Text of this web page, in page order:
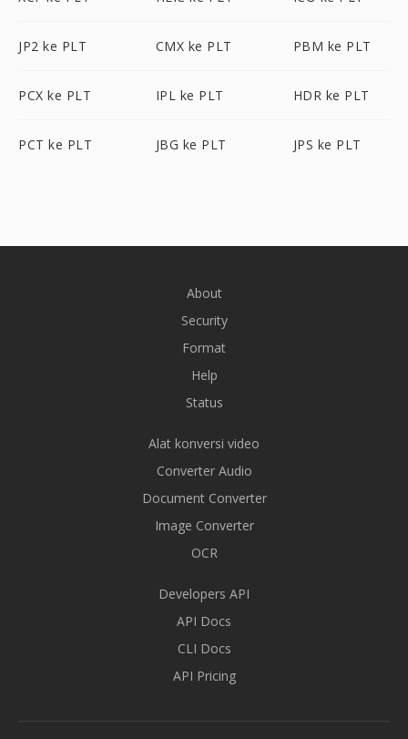
JP2 ke PLT CMX ke PLT PBM ke PLT
PCX ke PLT IPL ke PLT HDR ke PLT
PCT ke PLT JBG ke PLT JPS ke PLT
About
Security
Format
Help
Status
Alat konversi video
Converter Audio
Document Converter
Image Converter
OCR
Developers API
API Docs
CLI Docs
API Pricing